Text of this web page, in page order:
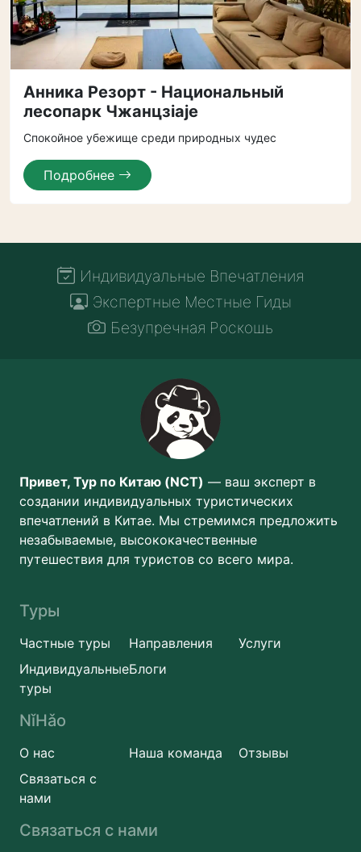
Анника Резорт - Национальный
лесопарк Чжанцзiajе
Спокойное убежище среди природных чудес
Подробнее
Индивидуальные Впечатления
Экспертные Местные Гиды
Безупречная Роскошь
Привет, Тур по Китаю (NCT) — ваш эксперт в
создании индивидуальных туристических
впечатлений в Китае. Мы стремимся предложить
незабываемые, высококачественные
путешествия для туристов со всего мира.
Туры
Частные туры Направления
Услуги
Индивидуальные
туры
Блоги
NǐHǎo
О нас Наша команда
Отзывы
Связаться с
нами
Связаться с нами